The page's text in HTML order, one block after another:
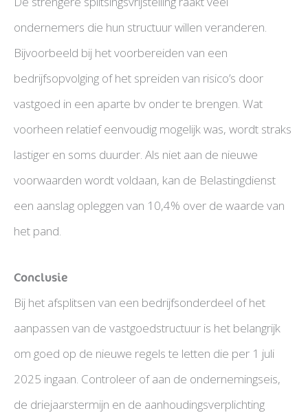
ondernemers die hun structuur willen veranderen.
Bijvoorbeeld bij het voorbereiden van een
bedrijfsopvolging of het spreiden van risico’s door
vastgoed in een aparte bv onder te brengen. Wat
voorheen relatief eenvoudig mogelijk was, wordt straks
lastiger en soms duurder. Als niet aan de nieuwe
voorwaarden wordt voldaan, kan de Belastingdienst
een aanslag opleggen van 10,4% over de waarde van
het pand.
Conclusie
Bij het afsplitsen van een bedrijfsonderdeel of het
aanpassen van de vastgoedstructuur is het belangrijk
om goed op de nieuwe regels te letten die per 1 juli
2025 ingaan. Controleer of aan de ondernemingseis,
de driejaarstermijn en de aanhoudingsverplichting